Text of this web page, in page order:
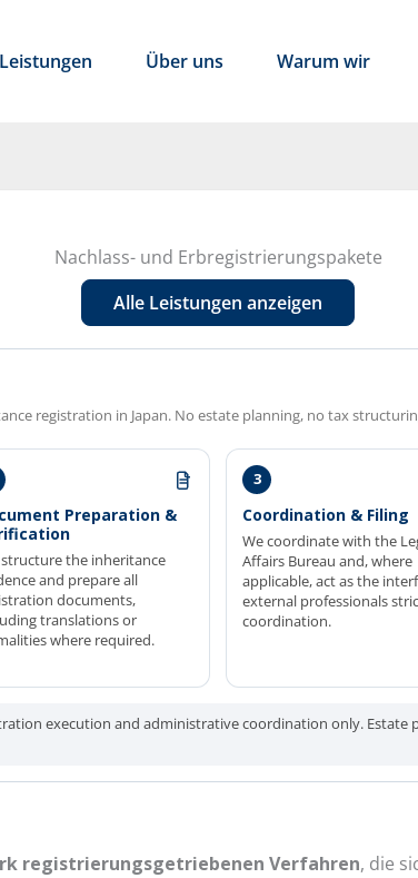
Leistungen Über uns Warum wir
Nachlass- und Erbregistrierungs­pakete
Alle Leistungen anzeigen
registration in Japan. No estate planning, no tax
Preparation &
the inheritance
and prepare all
documents,
translations or
where required.
3
Coordination & Filing
We coordinate with the
Affairs Bureau and, where
applicable, act as the
external professionals
coordination.
execution and administrative coordination only. Estate
registrierungs­getriebenen Verfahren, die